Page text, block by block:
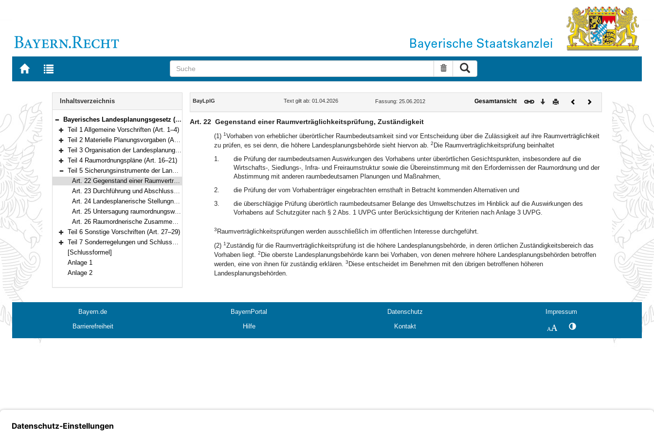
Zur
BAYERN.RECHT
Zur
letzten
Suche zurücksetzen
Navigation
Inhaltsverzeichnis
Bereich reduzieren
Bayerisches Landesplanungsgesetz (BayLplG) Vom 25. Juni 2012 (GVBl. S. 254) BayRS 230-1-W (Art. 1–34)
Bereich erweitern
Teil 1 Allgemeine Vorschriften (Art. 1–4)
Bereich erweitern
Teil 2 Materielle Planungsvorgaben (Art. 5–6)
Bereich erweitern
Teil 3 Organisation der Landesplanung (Art. 7–15)
Bereich erweitern
Teil 4 Raumordnungspläne (Art. 16–21)
Bereich reduzieren
Teil 5 Sicherungsinstrumente der Landesplanung (Art. 22–26)
Art. 22 Gegenstand einer Raumverträglichkeitsprüfung, Zuständigkeit
Art. 23 Durchführung und Abschluss einer Raumverträglichkeitsprüfung
Art. 24 Landesplanerische Stellungnahme
Art. 25 Untersagung raumordnungswidriger Planungen und Maßnahmen
Art. 26 Raumordnerische Zusammenarbeit
Bereich erweitern
Teil 6 Sonstige Vorschriften (Art. 27–29)
Bereich erweitern
Teil 7 Sonderregelungen und Schlussbestimmungen (Art. 30–34)
[Schlussformel]
Anlage 1
Anlage 2
Inhalt
BayLplG Text gilt ab: 01.04.2026 Fassung: 25.06.2012 Gesamtansicht Download
DruckenVorherigesNächstes
Dokument
Art. 22 Gegenstand einer Raumverträglichkeitsprüfung, Zuständigkeit
(1) 1Vorhaben von erheblicher überörtlicher Raumbedeutsamkeit sind vor Entscheidung über die Zulässigkeit auf ihre Raumverträglichkeit
zu prüfen, es sei denn, die höhere Landesplanungsbehörde sieht hiervon ab. 2 Die Raumverträglichkeitsprüfung beinhaltet
1.
die Prüfung der raumbedeutsamen Auswirkungen des Vorhabens unter überörtlichen Gesichtspunkten, insbesondere auf die
Wirtschafts-, Siedlungs-, Infra- und Freiraumstruktur sowie die Übereinstimmung mit den Erfordernissen der Raumordnung und der
Abstimmung mit anderen raumbedeutsamen Planungen und Maßnahmen,
2.
die Prüfung der vom Vorhabenträger eingebrachten ernsthaft in Betracht kommenden Alternativen und
3.
die überschlägige Prüfung überörtlich raumbedeutsamer Belange des Umweltschutzes im Hinblick auf die Auswirkungen des
Vorhabens auf Schutzgüter nach § 2 Abs. 1 UVPG unter Berücksichtigung der Kriterien nach Anlage 3 UVPG.
3 Raumverträglichkeitsprüfungen werden ausschließlich im öffentlichen Interesse durchgeführt.
(2) 1Zuständig für die Raumverträglichkeitsprüfung ist die höhere Landesplanungsbehörde, in deren örtlichen Zuständigkeitsbereich das
Vorhaben liegt. 2 Die oberste Landesplanungsbehörde kann bei Vorhaben, von denen mehrere höhere Landesplanungsbehörden betroffen
werden, eine von ihnen für zuständig erklären. 3 Diese entscheidet im Benehmen mit den übrigen betroffenen höheren
Landesplanungsbehörden.
Bayern.de BayernPortal Datenschutz
Impressum
Barrierefreiheit
Hilfe Kontakt SchriftgrößeKontrastwechsel